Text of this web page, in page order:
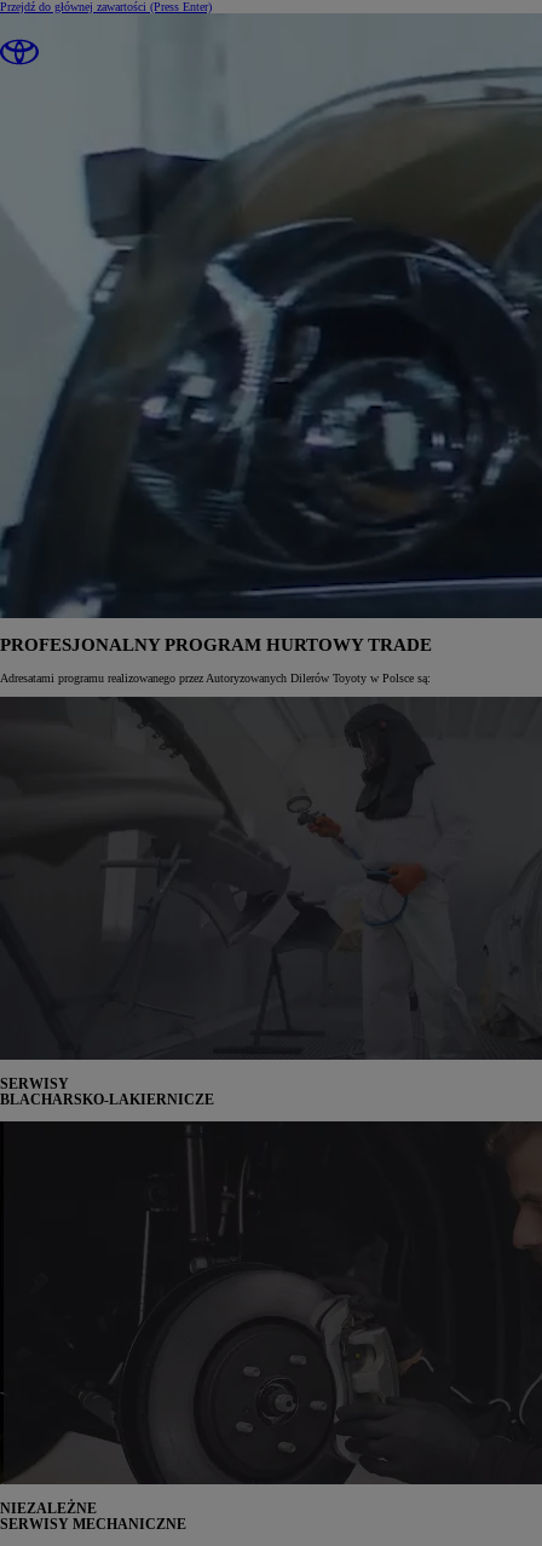
Przejdź do głównej zawartości (Press Enter)
PROFESJONALNY PROGRAM HURTOWY TRADE
Adresatami programu realizowanego przez Autoryzowanych Dilerów Toyoty w Polsce są:
SERWISY
BLACHARSKO-LAKIERNICZE
NIEZALEŻNE
SERWISY MECHANICZNE